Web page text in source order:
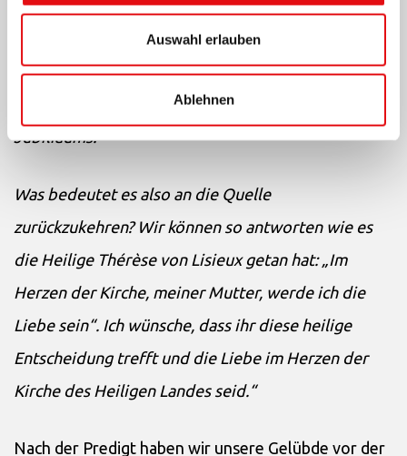
Auswahl erlauben
Ablehnen
Art des Denkens und Handelns einzutreten. Und
das muss man mit Geduld tun, so wie es Elija getan
hat als er nach Jahren der Dürre auf den Regen
gewartet hatte. Das bitte ist die Neuigkeit des
Jubiliäums.
Was bedeutet es also an die Quelle
zurückzukehren? Wir können so antworten wie es
die Heilige Thérèse von Lisieux getan hat: „Im
Herzen der Kirche, meiner Mutter, werde ich die
Liebe sein“. Ich wünsche, dass ihr diese heilige
Entscheidung trefft und die Liebe im Herzen der
Kirche des Heiligen Landes seid.“
Nach der Predigt haben wir unsere Gelübde vor der